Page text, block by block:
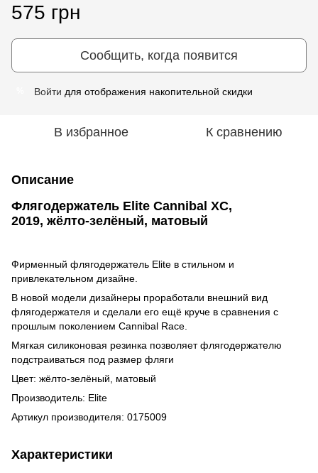
575 грн
Сообщить, когда появится
Войти для отображения накопительной скидки
В избранное К сравнению
Описание
Флягодержатель Elite Cannibal XC,
2019, жёлто-зелёный, матовый
Фирменный флягодержатель Elite в стильном и
привлекательном дизайне.
В новой модели дизайнеры проработали внешний вид
флягодержателя и сделали его ещё круче в сравнения с
прошлым поколением Cannibal Race.
Мягкая силиконовая резинка позволяет флягодержателю
подстраиваться под размер фляги
Цвет: жёлто-зелёный, матовый
Производитель: Elite
Артикул производителя: 0175009
Характеристики